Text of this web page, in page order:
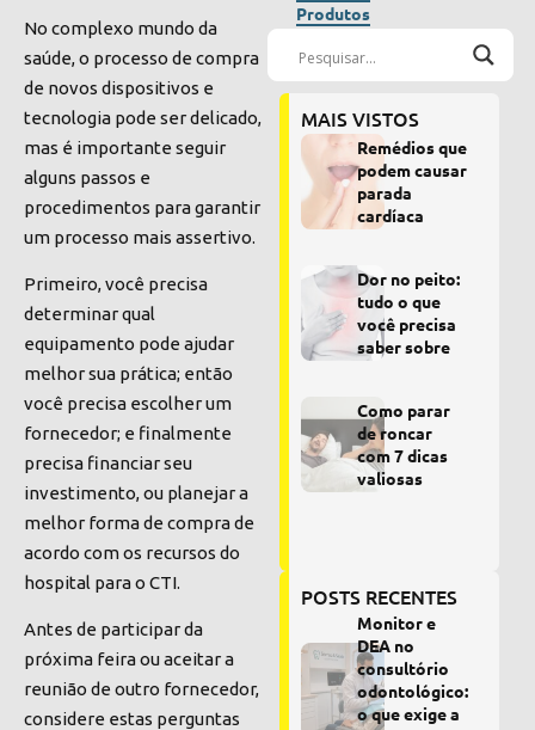
No complexo mundo da
saúde, o processo de compra
de novos dispositivos e
tecnologia pode ser delicado,
mas é importante seguir
alguns passos e
procedimentos para garantir
um processo mais assertivo.
Primeiro, você precisa
determinar qual
equipamento pode ajudar
melhor sua prática; então
você precisa escolher um
fornecedor; e finalmente
precisa financiar seu
investimento, ou planejar a
melhor forma de compra de
acordo com os recursos do
hospital para o CTI.
Antes de participar da
próxima feira ou aceitar a
reunião de outro fornecedor,
considere estas perguntas
Produtos
MAIS VISTOS
Remédios que
podem causar
parada
cardíaca
Dor no peito:
tudo o que
você precisa
saber sobre
Como parar
de roncar
com 7 dicas
valiosas
POSTS RECENTES
Monitor e
DEA no
consultório
odontológico:
o que exige a